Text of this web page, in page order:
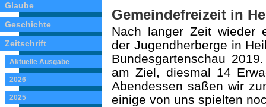
Glaube
Geschichte
Zeitschrift
Aktuelle Ausgabe
2026
2025
Gemeindefreizeit in
Nach langer Zeit wieder
der Jugendherberge in
Bundesgartenschau
am Ziel, diesmal 14
Abendessen saßen wir
einige von uns spielten